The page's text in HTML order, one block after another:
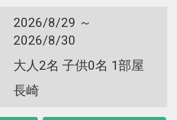
2026/8/29 ～
2026/8/30
大人2名 子供0名 1部屋
長崎